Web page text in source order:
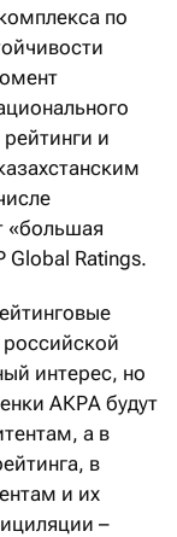
по
и
«большая
Global Ratings.
интерес, но
АКРА будут
а в
в
и их
–